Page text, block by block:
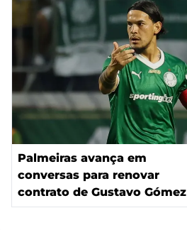
Palmeiras avança em
conversas para renovar
contrato de Gustavo Gómez